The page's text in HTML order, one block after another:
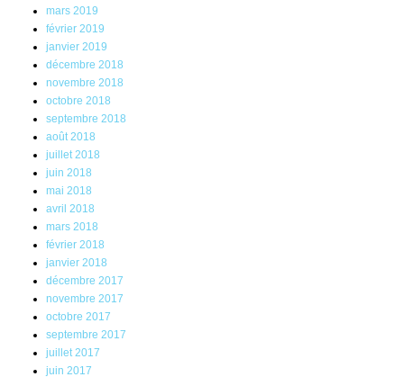
mars 2019
février 2019
janvier 2019
décembre 2018
novembre 2018
octobre 2018
septembre 2018
août 2018
juillet 2018
juin 2018
mai 2018
avril 2018
mars 2018
février 2018
janvier 2018
décembre 2017
novembre 2017
octobre 2017
septembre 2017
juillet 2017
juin 2017